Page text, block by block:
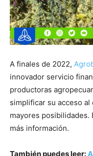
A finales de 2022,
innovador servicio
productoras
simplificar su acceso
mayores posibilidades.
más información.
También puedes leer: